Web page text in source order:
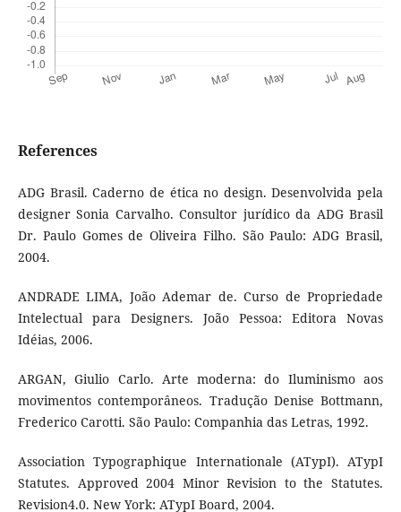
References
ADG Brasil. Caderno de ética no design. Desenvolvida pela
designer Sonia Carvalho. Consultor jurídico da ADG Brasil
Dr. Paulo Gomes de Oliveira Filho. São Paulo: ADG Brasil,
2004.
ANDRADE LIMA, João Ademar de. Curso de Propriedade
Intelectual para Designers. João Pessoa: Editora Novas
Idéias, 2006.
ARGAN, Giulio Carlo. Arte moderna: do Iluminismo aos
movimentos contemporâneos. Tradução Denise Bottmann,
Frederico Carotti. São Paulo: Companhia das Letras, 1992.
Association Typographique Internationale (ATypI). ATypI
Statutes. Approved 2004 Minor Revision to the Statutes.
Revision4.0. New York: ATypI Board, 2004.